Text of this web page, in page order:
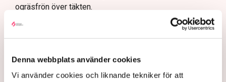
Denna webbplats använder cookies
Vi använder cookies och liknande tekniker för att
ogräsfrön över täkten.
Aktivisterna klättrar upp på
maskiner – polisen kan inte
på helt ny nivå”
Näringsliv